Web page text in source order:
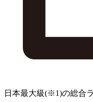
日本最大級(※1)の総合